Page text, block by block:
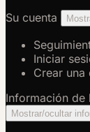
Su cuenta
Iniciar
Crear una
Información de
Mostrar/ocultar